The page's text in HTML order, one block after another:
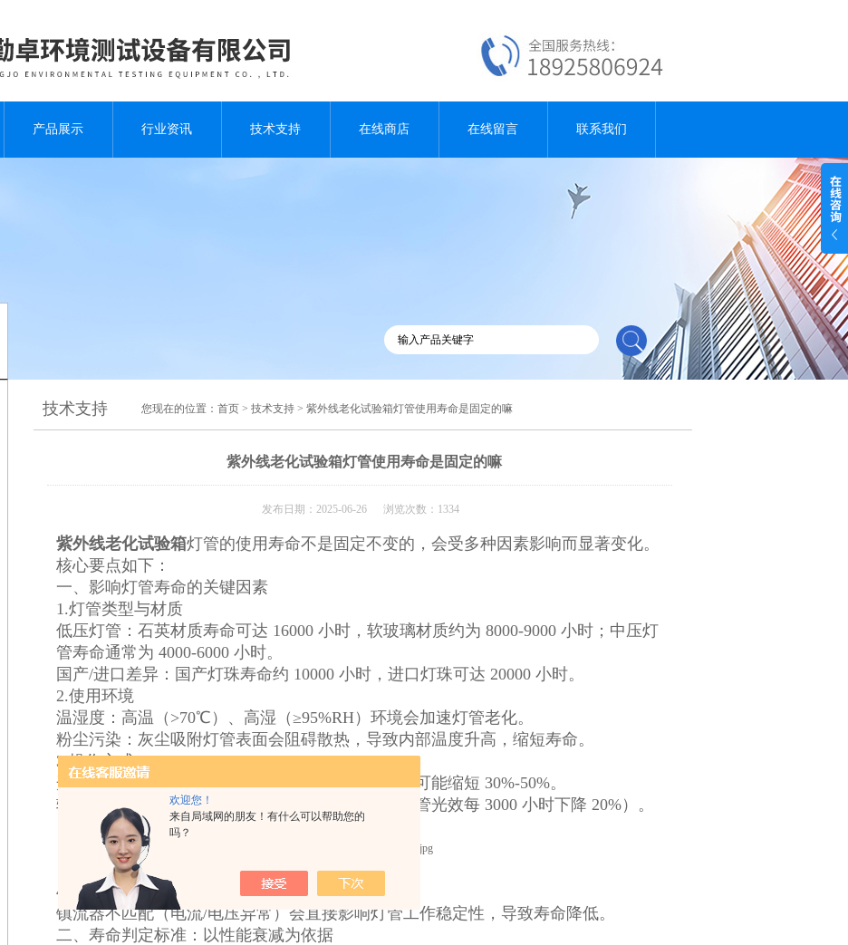
欢迎您！
来自局域网的朋友！有什么可以帮助您的
吗？
产品展示 行业资讯 技术支持 在线商店 在线留言 联系我们
技术支持 您现在的位置： 首页 > 技术支持 > 紫外线老化试验箱灯管使用寿命是固定的嘛
紫外线老化试验箱灯管使用寿命是固定的嘛
发布日期：2025-06-26 浏览次数：1334
紫外线老化试验箱灯管的使用寿命‌不是固定不变的‌，会受多种因素影响而显著变化。
核心要点如下：
一、影响灯管寿命的关键因素
‌1.灯管类型与材质‌
‌低压灯管‌：石英材质寿命可达 16000 小时，软玻璃材质约为 8000-9000 小时；中压灯
管寿命通常为 4000-6000 小时。
‌国产/进口差异‌：国产灯珠寿命约 10000 小时，进口灯珠可达 20000 小时。
‌2.使用环境‌
‌温湿度‌：高温（>70℃）、高湿（≥95%RH）环境会加速灯管老化。
‌粉尘污染‌：灰尘吸附灯管表面会阻碍散热，导致内部温度升高，缩短寿命。
‌3.操作方式‌
‌开关频率‌：频繁启动会使电极材料损耗加剧，寿命可能缩短 30%-50%。
‌辐照强度‌：过高的辐照设定会加速老化（如国产灯管光效每 3000 小时下降 20%）。
‌4. 紫外线老化试验箱
匹配性‌
镇流器不匹配（电流/电压异常）会直接影响灯管工作稳定性，导致寿命降低。
二、寿命判定标准：以性能衰减为依据